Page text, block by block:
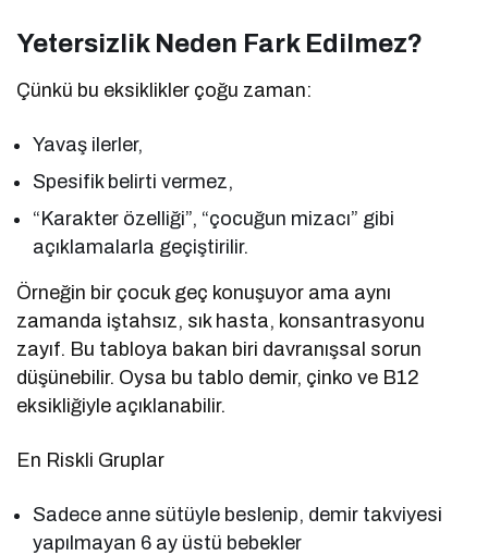
Yetersizlik Neden Fark Edilmez?
Çünkü bu eksiklikler çoğu zaman:
Yavaş ilerler,
Spesifik belirti vermez,
“Karakter özelliği”, “çocuğun mizacı” gibi
açıklamalarla geçiştirilir.
Örneğin bir çocuk geç konuşuyor ama aynı
zamanda iştahsız, sık hasta, konsantrasyonu
zayıf. Bu tabloya bakan biri davranışsal sorun
düşünebilir. Oysa bu tablo demir, çinko ve B12
eksikliğiyle açıklanabilir.
En Riskli Gruplar
Sadece anne sütüyle beslenip, demir takviyesi
yapılmayan 6 ay üstü bebekler